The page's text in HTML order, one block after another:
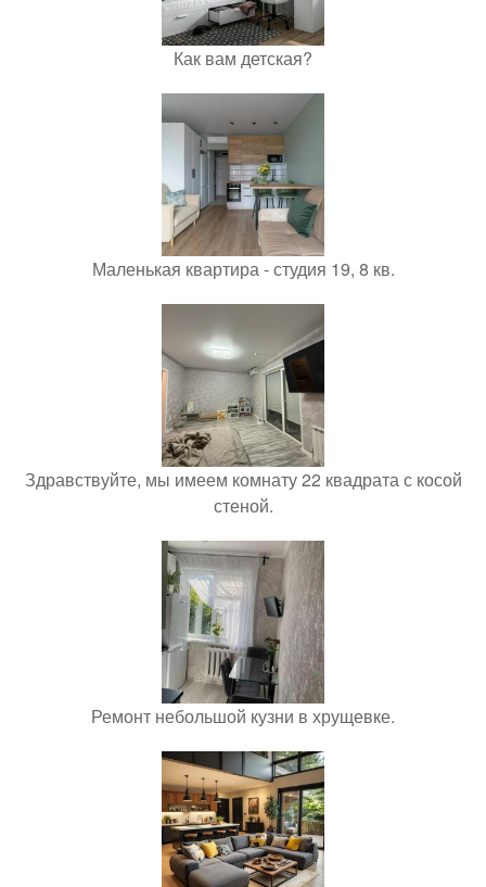
Как вам детская?
Маленькая квартира - студия 19, 8 кв.
Здравствуйте, мы имеем комнату 22 квадрата с косой
стеной.
Ремонт небольшой кузни в хрущевке.